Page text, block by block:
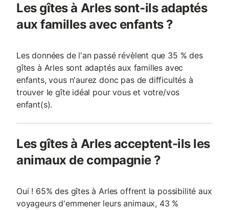
Les gîtes à Arles sont-ils adaptés
aux familles avec enfants ?
Les données de l'an passé révèlent que 35 % des
gîtes à Arles sont adaptés aux familles avec
enfants, vous n'aurez donc pas de difficultés à
trouver le gîte idéal pour vous et votre/vos
enfant(s).
Les gîtes à Arles acceptent-ils les
animaux de compagnie ?
Oui ! 65% des gîtes à Arles offrent la possibilité aux
voyageurs d'emmener leurs animaux, 43 %